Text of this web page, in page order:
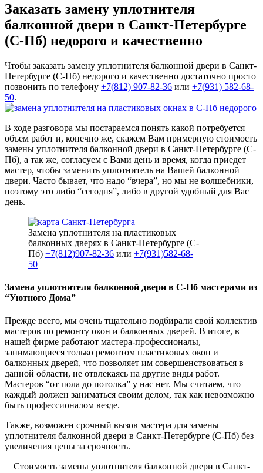
Заказать замену уплотнителя
балконной двери в Санкт-Петербурге
(С-Пб) недорого и качественно
Чтобы заказать замену уплотнителя балконной двери в Санкт-
Петербурге (С-Пб) недорого и качественно достаточно просто
позвонить по телефону +7(812) 907-82-36 или +7(931) 582-68-
50.
В ходе разговора мы постараемся понять какой потребуется
объем работ и, конечно же, скажем Вам примерную стоимость
замены уплотнителя балконной двери в Санкт-Петербурге (С-
Пб), а так же, согласуем с Вами день и время, когда приедет
мастер, чтобы заменить уплотнитель на Вашей балконной
двери. Часто бывает, что надо “вчера”, но мы не волшебники,
поэтому это либо “сегодня”, либо в другой удобный для Вас
день.
Замена уплотнителя на пластиковых
балконных дверях в Санкт-Петербурге (С-
Пб) +7(812)907-82-36 или +7(931)582-68-
50
Замена уплотнителя балконной двери в С-Пб мастерами из
“Уютного Дома”
Прежде всего, мы очень тщательно подбирали свой коллектив
мастеров по ремонту окон и балконных дверей. В итоге, в
нашей фирме работают мастера-профессионалы,
занимающиеся только ремонтом пластиковых окон и
балконных дверей, что позволяет им совершенствоваться в
данной области, не отвлекаясь на другие виды работ.
Мастеров “от пола до потолка” у нас нет. Мы считаем, что
каждый должен заниматься своим делом, так как невозможно
быть профессионалом везде.
Также, возможен срочный вызов мастера для замены
уплотнителя балконной двери в Санкт-Петербурге (С-Пб) без
увеличения цены за срочность.
Стоимость замены уплотнителя балконной двери в Санкт-